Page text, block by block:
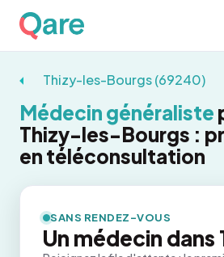
Thizy-les-Bourgs (69240)
Médecin généraliste
Thizy-les-Bourgs :
en téléconsultation
SANS RENDEZ-VOUS
Un médecin dans